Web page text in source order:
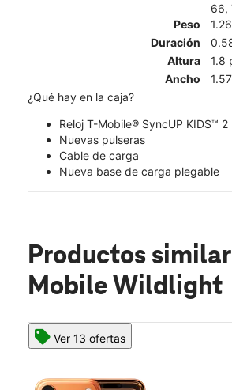
66,
Peso
Duración
Altura
1.8
Ancho
¿Qué hay en la caja?
Reloj T-Mobile® SyncUP KIDS™ 2
Nuevas pulseras
Cable de carga
Nueva base de carga plegable
Productos
Mobile Wildlight
Ver 13 ofertas